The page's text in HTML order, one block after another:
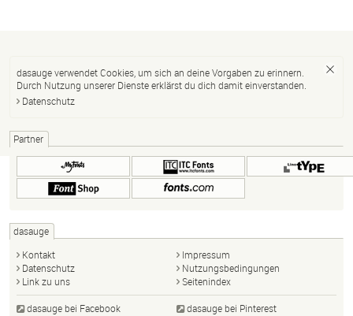
dasauge verwendet Cookies, um sich an deine Vorgaben zu erinnern.
Durch Nutzung unserer Dienste erklärst du dich damit einverstanden.
Datenschutz
Partner
dasauge
Kontakt
Impressum
Datenschutz
Nutzungsbedingungen
Link zu uns
Seitenindex
dasauge bei Facebook dasauge bei Pinterest